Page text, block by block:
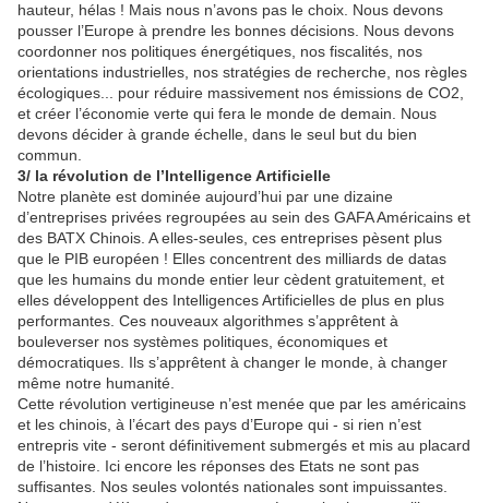
hauteur, hélas ! Mais nous n’avons pas le choix. Nous devons
pousser l’Europe à prendre les bonnes décisions. Nous devons
coordonner nos politiques énergétiques, nos fiscalités, nos
orientations industrielles, nos stratégies de recherche, nos règles
écologiques... pour réduire massivement nos émissions de CO2,
et créer l’économie verte qui fera le monde de demain. Nous
devons décider à grande échelle, dans le seul but du bien
commun.
3/ la révolution de l’Intelligence Artificielle
Notre planète est dominée aujourd’hui par une dizaine
d’entreprises privées regroupées au sein des GAFA Américains et
des BATX Chinois. A elles-seules, ces entreprises pèsent plus
que le PIB européen ! Elles concentrent des milliards de datas
que les humains du monde entier leur cèdent gratuitement, et
elles développent des Intelligences Artificielles de plus en plus
performantes. Ces nouveaux algorithmes s’apprêtent à
bouleverser nos systèmes politiques, économiques et
démocratiques. Ils s’apprêtent à changer le monde, à changer
même notre humanité.
Cette révolution vertigineuse n’est menée que par les américains
et les chinois, à l’écart des pays d’Europe qui - si rien n’est
entrepris vite - seront définitivement submergés et mis au placard
de l’histoire. Ici encore les réponses des Etats ne sont pas
suffisantes. Nos seules volontés nationales sont impuissantes.